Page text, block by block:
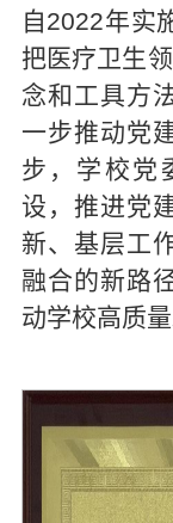
自2022年实
把医疗卫生
念和工具方
一步推动党
步，学校党
设，推进党
新、基层工
融合的新路
动学校高质量